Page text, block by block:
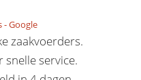
-Google
zaakvoerders.
snelle service.